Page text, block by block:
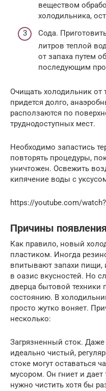
веществом
холодильника,
Сода.
литров теплой
от запаха путем
последующим
Очищать холодильник от
придется долго,
расползаются по
труднодоступных мест.
Необходимо запастись
повторять процедуры,
уничтожен. Освежить
кипячение воды с
https://youtube.com/
Причины
Как правило, новый
пластиком. Иногда
впитывают запахи пищи,
в оазис вкусностей. Но
дверца бытовой техники
состоянию. В
просто жутко воняет.
несколько:
Загрязненный сток.
идеально чистый,
стоке могут оставаться
мусором. Он гниет и
нужно чистить хотя бы